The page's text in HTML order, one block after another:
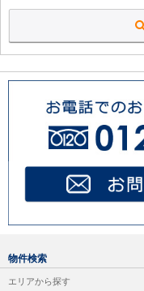
物件検索
エリアから探す